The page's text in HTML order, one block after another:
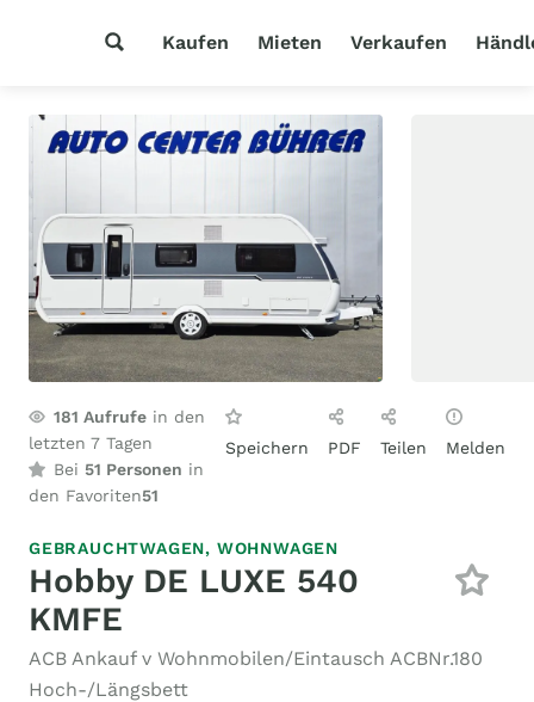
Kaufen Mieten Verkaufen
181 Aufrufe in den
letzten 7 Tagen
Bei 51 Personen in
den Favoriten51
Speichern PDF Teilen Melden
GEBRAUCHTWAGEN, WOHNWAGEN
Hobby DE LUXE 540
KMFE
ACB Ankauf v Wohnmobilen/Eintausch ACBNr.180
Hoch-/Längsbett